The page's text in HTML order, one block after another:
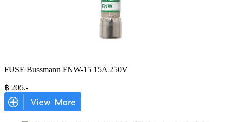
FUSE Bussmann FNW-15 15A 250V
฿ 205.-